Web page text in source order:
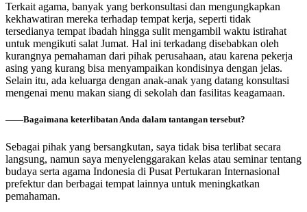
Terkait agama, banyak yang berkonsultasi dan mengungkapkan
kekhawatiran mereka terhadap tempat kerja, seperti tidak
tersedianya tempat ibadah hingga sulit mengambil waktu istirahat
untuk mengikuti salat Jumat. Hal ini terkadang disebabkan oleh
kurangnya pemahaman dari pihak perusahaan, atau karena pekerja
asing yang kurang bisa menyampaikan kondisinya dengan jelas.
Selain itu, ada keluarga dengan anak-anak yang datang konsultasi
mengenai menu makan siang di sekolah dan fasilitas keagamaan.
――Bagaimana keterlibatan Anda dalam tantangan tersebut?
Sebagai pihak yang bersangkutan, saya tidak bisa terlibat secara
langsung, namun saya menyelenggarakan kelas atau seminar tentang
budaya serta agama Indonesia di Pusat Pertukaran Internasional
prefektur dan berbagai tempat lainnya untuk meningkatkan
pemahaman.